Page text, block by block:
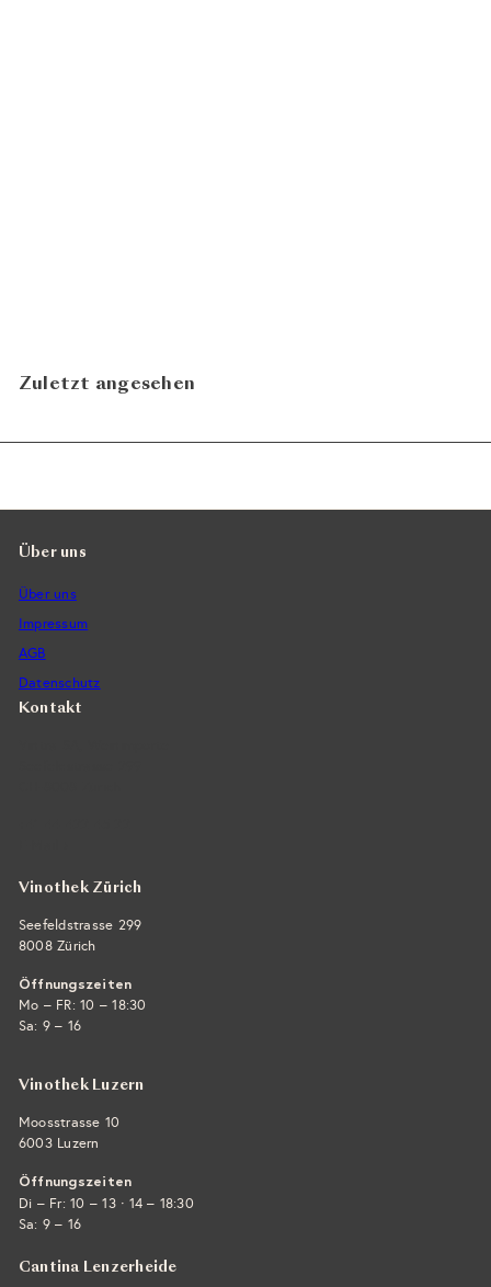
Zuletzt angesehen
Über uns
Über uns
Impressum
AGB
Datenschutz
Kontakt
Vinothek Zürich
Seefeldstrasse 299
8008 Zürich
Öffnungszeiten
Mo – FR: 10 – 18:30
Sa: 9 – 16
Vinothek Luzern
Moosstrasse 10
6003 Luzern
Öffnungszeiten
Di – Fr: 10 – 13 · 14 – 18:30
Sa: 9 – 16
Cantina Lenzerheide